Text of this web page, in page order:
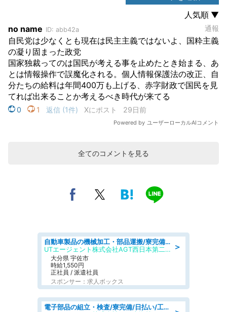
全てのコメントを見る
＞
自動車製品の機械加工・部品運搬/寮完備/日払い/工場・製造
UTエージェント株式会社AGT西日本第二CU
大分県 宇佐市
時給1,550円
正社員 / 派遣社員
スポンサー：求人ボックス
電子部品の組立・検査/寮完備/日払い/工場・製造